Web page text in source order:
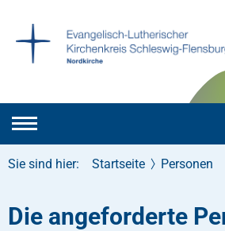
Sie sind hier: Startseite Personen
Die angeforderte